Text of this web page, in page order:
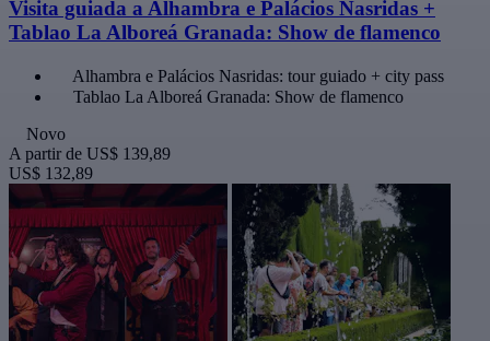
Visita guiada a Alhambra e Palácios Nasridas +
Tablao La Alboreá Granada: Show de flamenco
Alhambra e Palácios Nasridas: tour guiado + city pass
Tablao La Alboreá Granada: Show de flamenco
Novo
A partir de US$ 139,89
US$ 132,89